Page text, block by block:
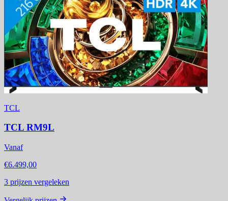
TCL
TCL RM9L
Vanaf
€6.499,00
3 prijzen vergeleken